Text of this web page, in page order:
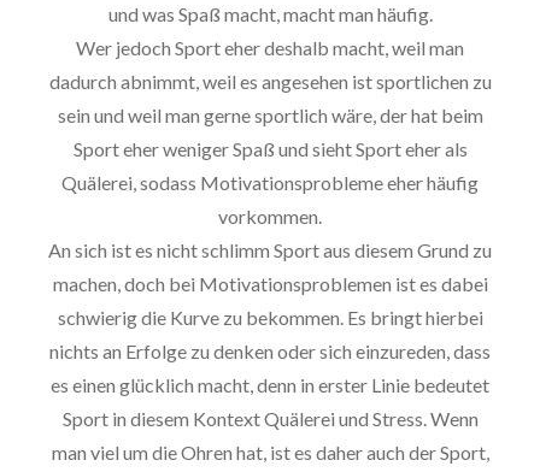
und was Spaß macht, macht man häufig.
Wer jedoch Sport eher deshalb macht, weil man
dadurch abnimmt, weil es angesehen ist sportlichen zu
sein und weil man gerne sportlich wäre, der hat beim
Sport eher weniger Spaß und sieht Sport eher als
Quälerei, sodass Motivationsprobleme eher häufig
vorkommen.
An sich ist es nicht schlimm Sport aus diesem Grund zu
machen, doch bei Motivationsproblemen ist es dabei
schwierig die Kurve zu bekommen. Es bringt hierbei
nichts an Erfolge zu denken oder sich einzureden, dass
es einen glücklich macht, denn in erster Linie bedeutet
Sport in diesem Kontext Quälerei und Stress. Wenn
man viel um die Ohren hat, ist es daher auch der Sport,